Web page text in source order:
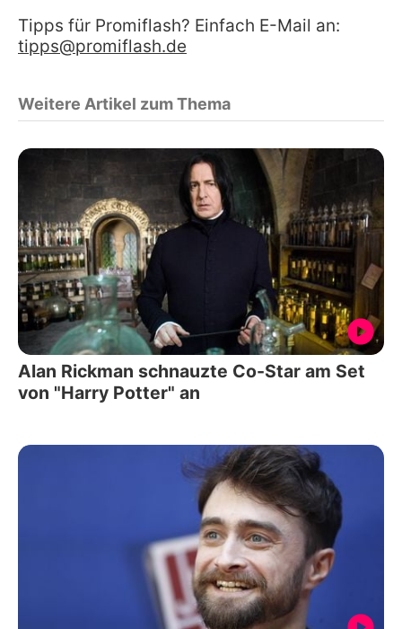
Tipps für Promiflash? Einfach E-Mail an:
tipps@promiflash.de
Weitere Artikel zum Thema
Alan Rickman schnauzte Co-Star am Set
von "Harry Potter" an